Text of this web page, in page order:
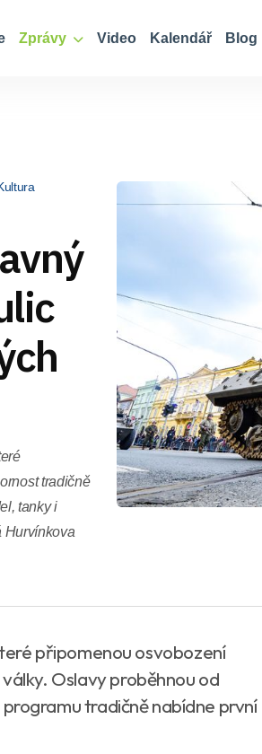
Zprávy Video Kalendář Blog
tradičně
tanky i
Hurvínkova
připomenou osvobození
Oslavy proběhnou od
tradičně nabídne první